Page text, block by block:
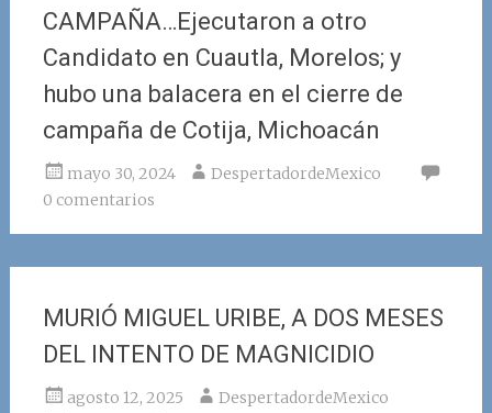
CAMPAÑA…Ejecutaron a otro
Candidato en Cuautla, Morelos; y
hubo una balacera en el cierre de
campaña de Cotija, Michoacán
mayo 30, 2024
DespertadordeMexico
0 comentarios
MURIÓ MIGUEL URIBE, A DOS MESES
DEL INTENTO DE MAGNICIDIO
agosto 12, 2025
DespertadordeMexico